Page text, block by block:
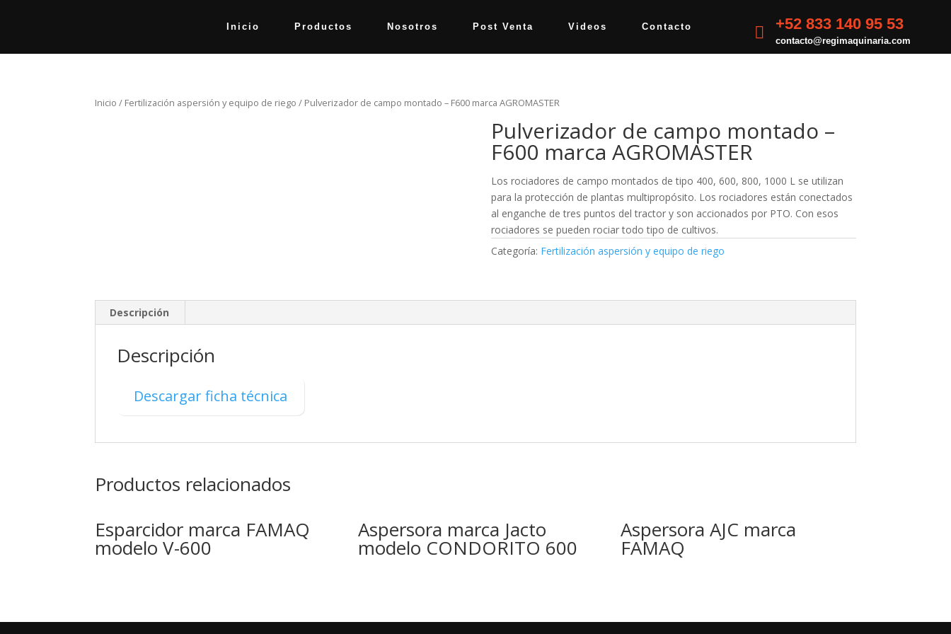
Inicio Productos Nosotros Post Venta Videos Contacto  +52 833 140 95 53
contacto@regimaquinaria.com
Inicio / Fertilización aspersión y equipo de riego / Pulverizador de campo montado – F600 marca AGROMASTER
Pulverizador de campo montado –
F600 marca AGROMASTER
Los rociadores de campo montados de tipo 400, 600, 800, 1000 L se utilizan
para la protección de plantas multipropósito. Los rociadores están conectados
al enganche de tres puntos del tractor y son accionados por PTO. Con esos
rociadores se pueden rociar todo tipo de cultivos.
Categoría: Fertilización aspersión y equipo de riego
Descripción
Descripción
Descargar ficha técnica
Productos relacionados
Esparcidor marca FAMAQ
modelo V-600
Aspersora marca Jacto
modelo CONDORITO 600
Aspersora AJC marca
FAMAQ